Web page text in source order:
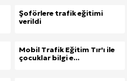
Şoförlere trafik eğitimi
verildi
Mobil Trafik Eğitim Tır'ı ile
çocuklar bilgi e...